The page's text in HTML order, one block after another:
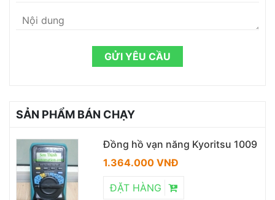
GỬI YÊU CẦU
SẢN PHẨM BÁN CHẠY
Đồng hồ vạn năng Kyoritsu 1009
1.364.000 VNĐ
ĐẶT HÀNG